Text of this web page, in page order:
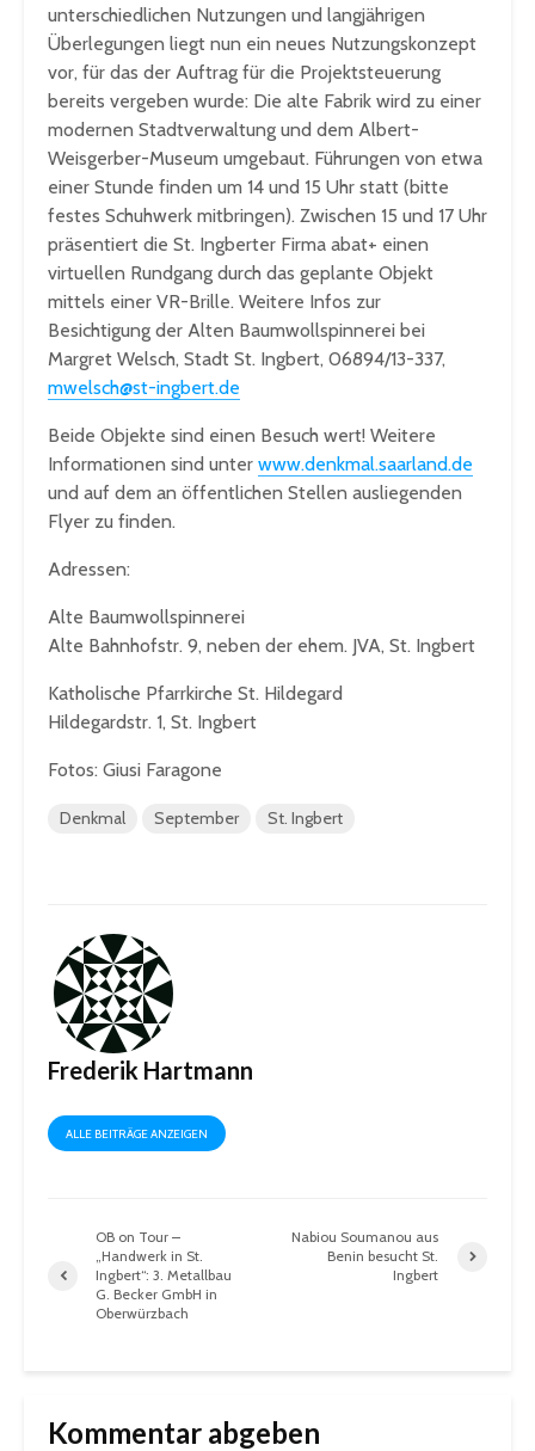
unterschiedlichen Nutzungen und langjährigen
Überlegungen liegt nun ein neues Nutzungskonzept
vor, für das der Auftrag für die Projektsteuerung
bereits vergeben wurde: Die alte Fabrik wird zu einer
modernen Stadtverwaltung und dem Albert-
Weisgerber-Museum umgebaut. Führungen von etwa
einer Stunde finden um 14 und 15 Uhr statt (bitte
festes Schuhwerk mitbringen). Zwischen 15 und 17 Uhr
präsentiert die St. Ingberter Firma abat+ einen
virtuellen Rundgang durch das geplante Objekt
mittels einer VR-Brille. Weitere Infos zur
Besichtigung der Alten Baumwollspinnerei bei
Margret Welsch, Stadt St. Ingbert, 06894/13-337,
mwelsch@st-ingbert.de
Beide Objekte sind einen Besuch wert! Weitere
Informationen sind unter www.denkmal.saarland.de
und auf dem an öffentlichen Stellen ausliegenden
Flyer zu finden.
Adressen:
Alte Baumwollspinnerei
Alte Bahnhofstr. 9, neben der ehem. JVA, St. Ingbert
Katholische Pfarrkirche St. Hildegard
Hildegardstr. 1, St. Ingbert
Fotos: Giusi Faragone
Denkmal September St. Ingbert
Frederik Hartmann
ALLE BEITRÄGE ANZEIGEN
OB on Tour –
„Handwerk in St.
Ingbert“: 3. Metallbau
G. Becker GmbH in
Oberwürzbach
Nabiou Soumanou aus
Benin besucht St.
Ingbert
Kommentar abgeben